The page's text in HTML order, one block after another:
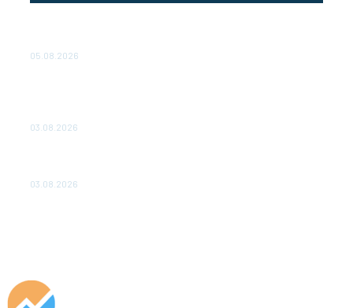
05.08.2026
03.08.2026
03.08.2026